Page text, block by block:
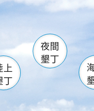
滿州
森林遊樂區
墾管處遊客中心
社頂公園
船帆石香蕉灣
鵝鑾鼻
上
丁
夜間
墾丁